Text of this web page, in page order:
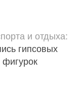
и отдыха
гипсовых